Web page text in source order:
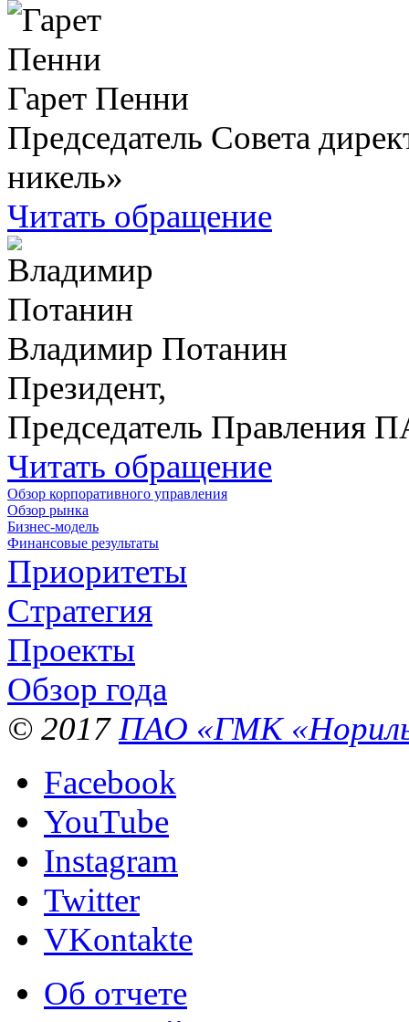
Гарет Пенни
Председатель Совета
никель»
Читать обращение
Владимир Потанин
Президент,
Председатель Правления
Читать обращение
Обзор корпоративного управления
Обзор рынка
Бизнес-модель
Финансовые результаты
Приоритеты
Стратегия
Проекты
Обзор года
© 2017 ПАО «ГМК
Facebook
YouTube
Instagram
Twitter
VKontakte
Об отчете